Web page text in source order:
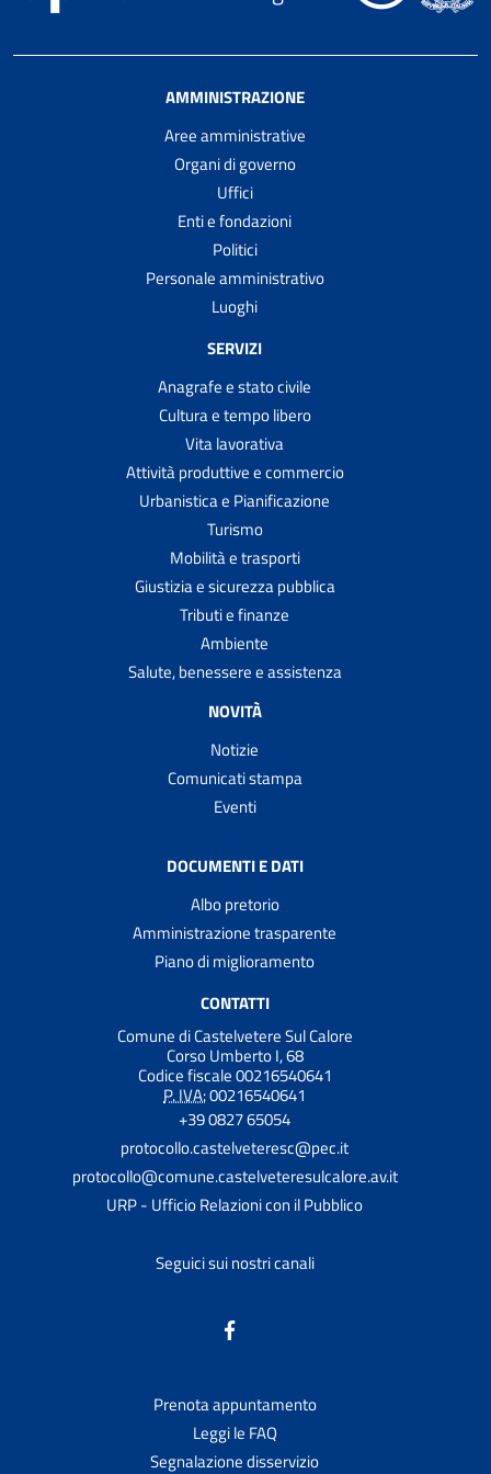
AMMINISTRAZIONE
Aree amministrative
Organi di governo
Uffici
Enti e fondazioni
Politici
Personale amministrativo
Luoghi
SERVIZI
Anagrafe e stato civile
Cultura e tempo libero
Vita lavorativa
Attività produttive e commercio
Urbanistica e Pianificazione
Turismo
Mobilità e trasporti
Giustizia e sicurezza pubblica
Tributi e finanze
Ambiente
Salute, benessere e assistenza
NOVITÀ
Notizie
Comunicati stampa
Eventi
DOCUMENTI E DATI
Albo pretorio
Amministrazione trasparente
Piano di miglioramento
CONTATTI
Comune di Castelvetere Sul Calore
Corso Umberto I, 68
Codice fiscale 00216540641
P. IVA:00216540641
+39 0827 65054
protocollo.castelveteresc@pec.it
protocollo@comune.castelveteresulcalore.av.it
URP - Ufficio Relazioni con il Pubblico
Seguici sui nostri canali
Prenota appuntamento
Leggi le FAQ
Segnalazione disservizio